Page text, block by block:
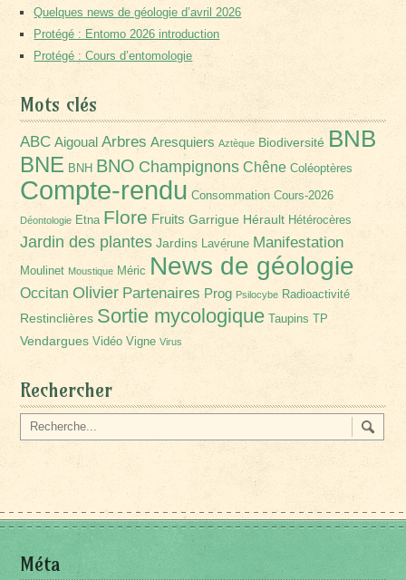
Quelques news de géologie d’avril 2026
Protégé : Entomo 2026 introduction
Protégé : Cours d’entomologie
Mots clés
ABC Aigoual Arbres Aresquiers Aztèque Biodiversité BNB
BNE BNH BNO Champignons Chêne Coléoptères
Compte-rendu Consommation Cours-2026
Déontologie Etna Flore Fruits Garrigue Hérault Hétérocères
Jardin des plantes Jardins Lavérune Manifestation
Moulinet Moustique Méric News de géologie
Occitan Olivier Partenaires Prog Psilocybe Radioactivité
Restinclières Sortie mycologique Taupins TP
Vendargues Vidéo Vigne Virus
Rechercher
Méta